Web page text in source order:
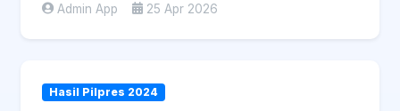
Admin App 25 Apr 2026
Hasil Pilpres 2024